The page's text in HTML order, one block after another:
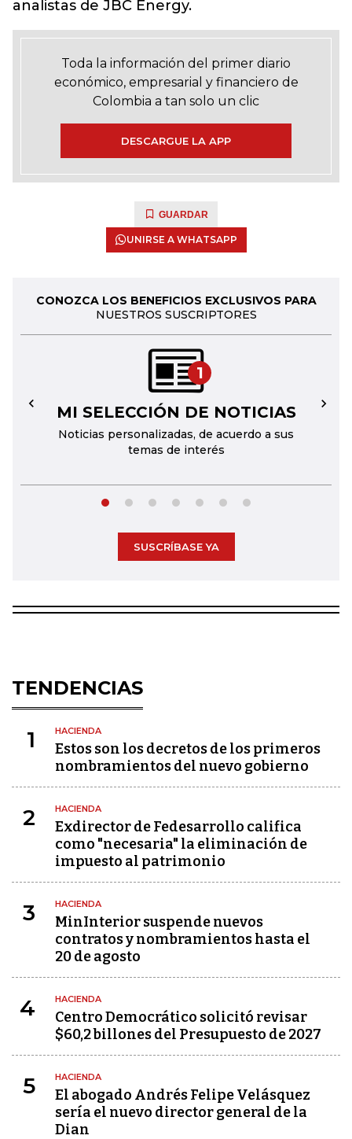
analistas de JBC Energy.
Toda la información del primer diario
económico, empresarial y financiero de
Colombia a tan solo un clic
DESCARGUE LA APP
GUARDAR
UNIRSE A WHATSAPP
CONOZCA LOS BENEFICIOS EXCLUSIVOS PARA
NUESTROS SUSCRIPTORES
1
MI SELECCIÓN DE NOTICIAS
Noticias personalizadas, de acuerdo a sus
temas de interés
← →
SUSCRÍBASE YA
TENDENCIAS
1 HACIENDA
Estos son los decretos de los primeros
nombramientos del nuevo gobierno
2 HACIENDA
Exdirector de Fedesarrollo califica
como "necesaria" la eliminación de
impuesto al patrimonio
3 HACIENDA
MinInterior suspende nuevos
contratos y nombramientos hasta el
20 de agosto
4 HACIENDA
Centro Democrático solicitó revisar
$60,2 billones del Presupuesto de 2027
5 HACIENDA
El abogado Andrés Felipe Velásquez
sería el nuevo director general de la
Dian